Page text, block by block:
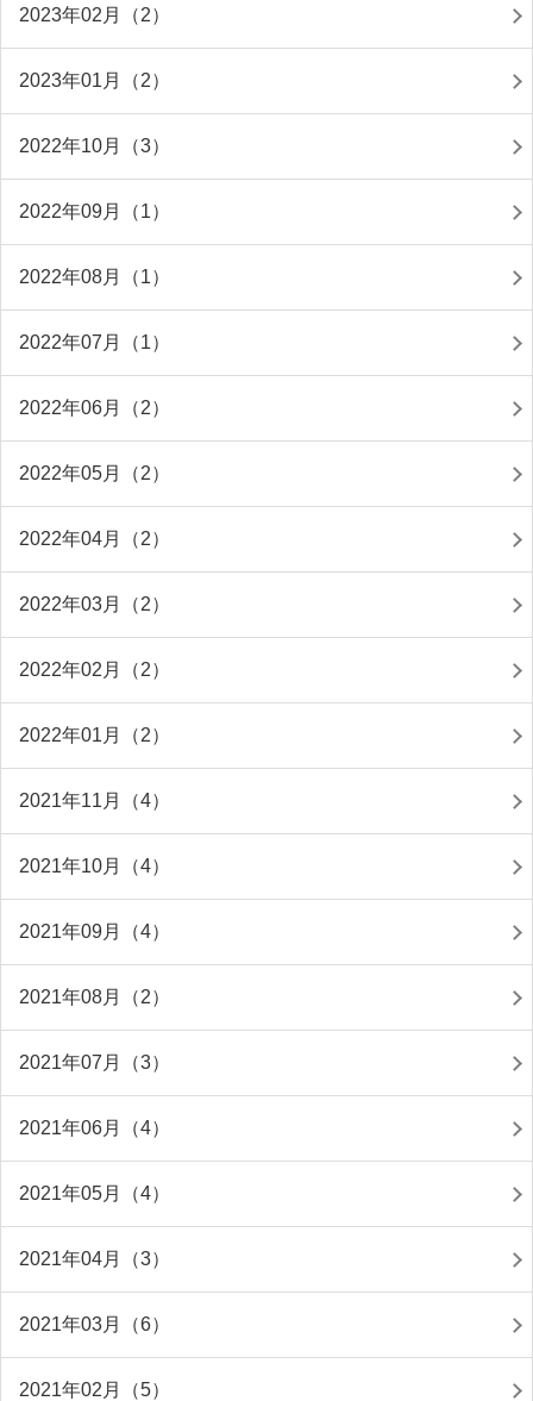
2023年02月（2）
2023年01月（2）
2022年10月（3）
2022年09月（1）
2022年08月（1）
2022年07月（1）
2022年06月（2）
2022年05月（2）
2022年04月（2）
2022年03月（2）
2022年02月（2）
2022年01月（2）
2021年11月（4）
2021年10月（4）
2021年09月（4）
2021年08月（2）
2021年07月（3）
2021年06月（4）
2021年05月（4）
2021年04月（3）
2021年03月（6）
2021年02月（5）